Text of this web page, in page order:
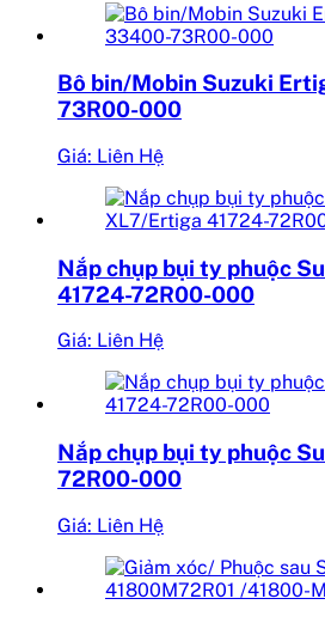
Bô bin/Mobin Suzuki
73R00-000
Giá: Liên Hệ
Nắp chụp bụi ty phuộc
41724-72R00-000
Giá: Liên Hệ
Nắp chụp bụi ty phuộc
72R00-000
Giá: Liên Hệ